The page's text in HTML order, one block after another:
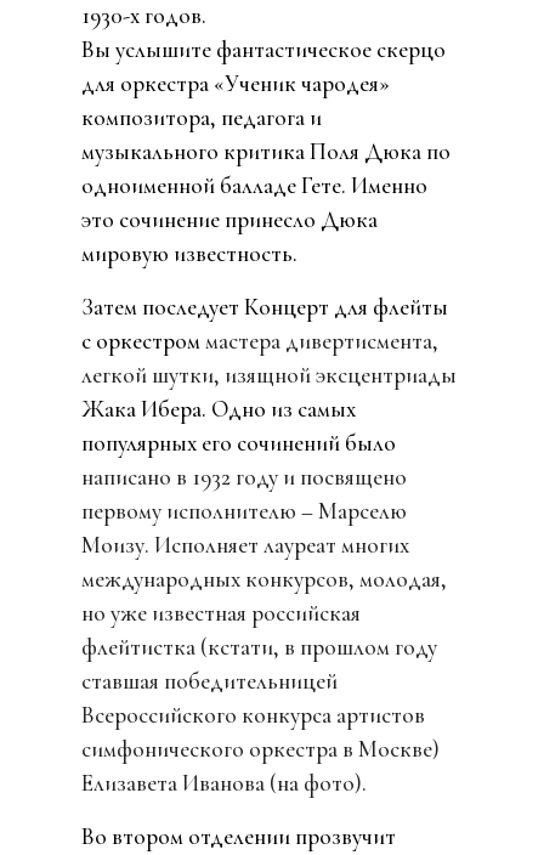
1930-х годов.
Вы услышите фантастическое скерцо
для оркестра «Ученик чародея»
композитора, педагога и
музыкального критика Поля Дюка по
одноименной балладе Гете. Именно
это сочинение принесло Дюка
мировую известность.
Затем последует Концерт для флейты
с оркестроммастера дивертисмента,
легкой шутки, изящной эксцентриады
Жака Ибера. Одно из самых
популярных его сочинений было
написано в 1932 году и посвящено
первому исполнителю – Марселю
Моизу. Исполняет лауреат многих
международных конкурсов, молодая,
но уже известная российская
флейтистка (кстати, в прошлом году
ставшая победительницей
Всероссийского конкурса артистов
симфонического оркестра в Москве)
Елизавета Иванова (на фото).
Во втором отделении прозвучит